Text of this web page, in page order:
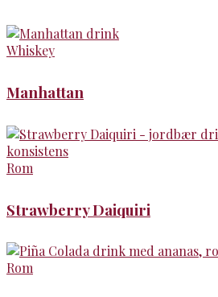
Whiskey
Manhattan
Rom
Strawberry Daiquiri
Rom